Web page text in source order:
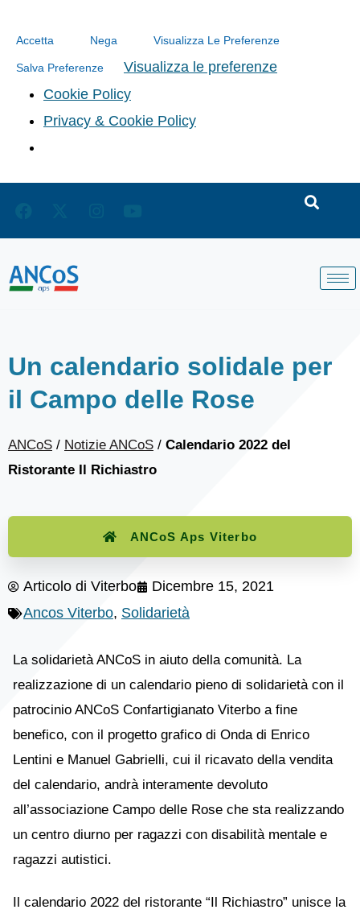
Accetta Nega Visualizza Le Preferenze
Salva Preferenze
Visualizza le preferenze
Cookie Policy
Privacy & Cookie Policy
Un calendario solidale per
il Campo delle Rose
ANCoS / Notizie ANCoS / Calendario 2022 del
Ristorante Il Richiastro
ANCoS Aps Viterbo
Articolo di Viterbo
Dicembre 15, 2021
Ancos Viterbo, Solidarietà
La solidarietà ANCoS in aiuto della comunità. La
realizzazione di un calendario pieno di solidarietà con il
patrocinio ANCoS Confartigianato Viterbo a fine
benefico, con il progetto grafico di Onda di Enrico
Lentini e Manuel Gabrielli, cui il ricavato della vendita
del calendario, andrà interamente devoluto
all’associazione Campo delle Rose che sta realizzando
un centro diurno per ragazzi con disabilità mentale e
ragazzi autistici.
Il calendario 2022 del ristorante “Il Richiastro” unisce la